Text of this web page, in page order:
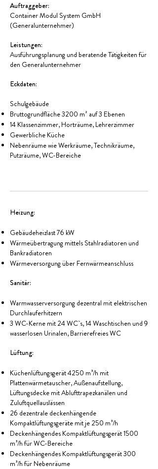
Auftraggeber:
Container Modul System GmbH
(Generalunternehmer)
Leistungen:
Ausführungsplanung und beratende Tätigkeiten für
den Generalunternehmer
Eckdaten:
Schulgebäude
Bruttogrundfläche 3200 m² auf 3 Ebenen
14 Klassenzimmer, Horträume, Lehrerzimmer
Gewerbliche Küche
Nebenräume wie Werkräume, Technikräume,
Putzräume, WC-Bereiche
Heizung:
Gebäudeheizlast 76 kW
Wärmeübertragung mittels Stahlradiatoren und
Bankradiatoren
Wärmeversorgung über Fernwärmeanschluss
Sanitär:
Warmwasserversorgung dezentral mit elektrischen
Durchlauferhitzern
3 WC-Kerne mit 24 WC`s, 14 Waschtischen und 9
wasserlosen Urinalen, Barrierefreies WC
Lüftung:
Küchenlüftungsgerät 4250 m³/h mit
Plattenwärmetauscher, Außenaufstellung,
Lüftungsdecke mit Ablufttrapezkanälen und
Zuluftquellauslässen
26 dezentrale deckenhängende
Kompaktlüftungsgeräte mit je 250 m³/h
Deckenhängendes Kompaktlüftungsgerät 1500
m³/h für WC-Bereiche
Deckenhängendes Kompaktlüftungsgerät 300
m³/h für Nebenräume